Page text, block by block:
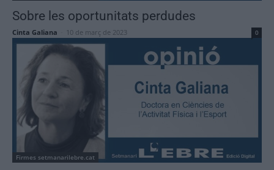
Sobre les oportunitats perdudes
Cinta Galiana 10 de març de 2023 0
Firmes setmanarilebre.cat